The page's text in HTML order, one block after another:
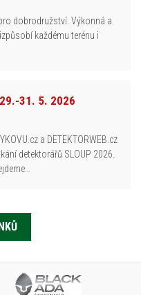
dobrodružství. Výkonná a
každému terénu i
31. 5. 2026
a DETEKTORWEB.cz
detektorářů SLOUP 2026.